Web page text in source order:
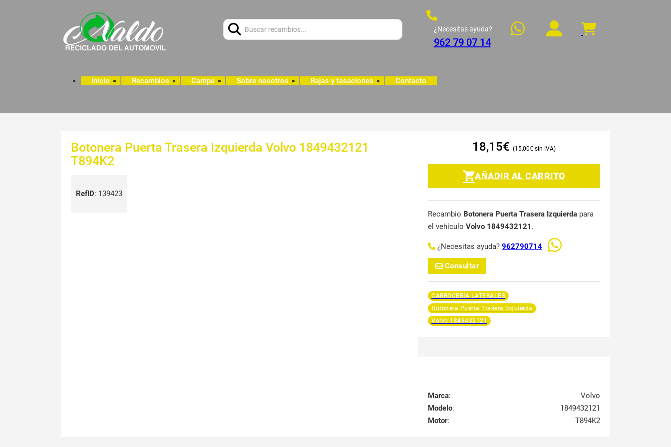
¿Necesitas ayuda?
962 79 07 14
Inicio Recambios Campa Sobre nosotros Bajas y tasaciones Contacto
Botonera Puerta Trasera Izquierda Volvo 1849432121
T894K2
RefID: 139423
18,15€ 15,00€
AÑADIR AL CARRITO
Recambio Botonera Puerta Trasera Izquierda para
el vehículo Volvo 1849432121 .
¿Necesitas ayuda? 962790714
Consultar
CARROCERÍA LATERALES
Botonera Puerta Trasera Izquierda
Volvo 1849432121
Marca:
Volvo
Modelo:
1849432121
Motor: T894K2